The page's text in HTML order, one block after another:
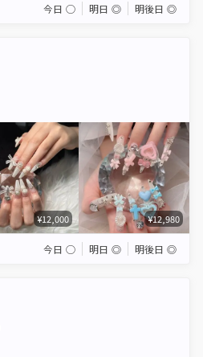
今日 ◯ 明日 ◎ 明後日 ◎
¥12,000 ¥12,980
今日 ◯ 明日 ◎ 明後日 ◎